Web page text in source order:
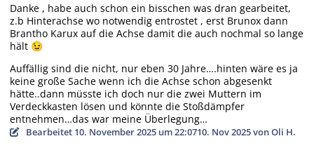
Danke , habe auch schon ein bisschen was dran gearbeitet,
z.b Hinterachse wo notwendig entrostet , erst Brunox dann
Brantho Karux auf die Achse damit die auch nochmal so lange
hält 😉
Auffällig sind die nicht, nur eben 30 Jahre….hinten wäre es ja
keine große Sache wenn ich die Achse schon abgesenkt
hätte..dann müsste ich doch nur die zwei Muttern im
Verdeckkasten lösen und könnte die Stoßdämpfer
entnehmen…das war meine Überlegung…
Bearbeitet 10. November 2025 um 22:0710. Nov 2025von Oli H.